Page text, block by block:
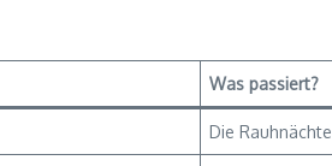
Was passiert?
Die